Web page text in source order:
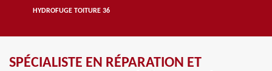
HYDROFUGE TOITURE 36
SPÉCIALISTE EN RÉPARATION ET